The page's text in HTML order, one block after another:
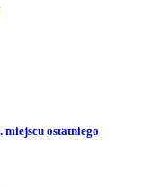
ostatniego